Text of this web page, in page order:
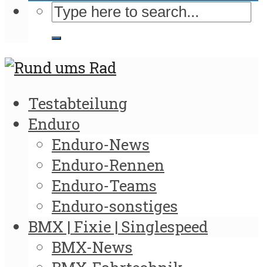
Testabteilung
Enduro
Enduro-News
Enduro-Rennen
Enduro-Teams
Enduro-sonstiges
BMX | Fixie | Singlespeed
BMX-News